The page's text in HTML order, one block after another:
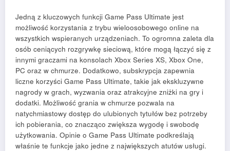
Jedną z kluczowych funkcji Game Pass Ultimate jest
możliwość korzystania z trybu wieloosobowego online na
wszystkich wspieranych urządzeniach. To ogromna zaleta dla
osób ceniących rozgrywkę sieciową, które mogą łączyć się z
innymi graczami na konsolach Xbox Series XS, Xbox One,
PC oraz w chmurze. Dodatkowo, subskrypcja zapewnia
liczne korzyści Game Pass Ultimate, takie jak ekskluzywne
nagrody w grach, wyzwania oraz atrakcyjne zniżki na gry i
dodatki. Możliwość grania w chmurze pozwala na
natychmiastowy dostęp do ulubionych tytułów bez potrzeby
ich pobierania, co znacząco zwiększa wygodę i swobodę
użytkowania. Opinie o Game Pass Ultimate podkreślają
właśnie te funkcje jako jedne z największych atutów usługi.